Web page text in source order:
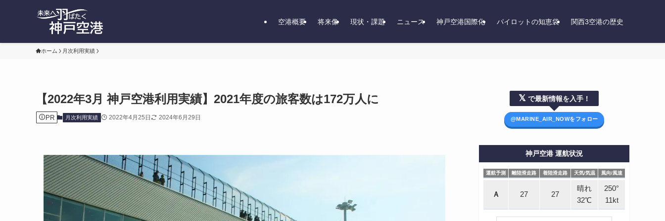
空港概要 将来像 現状・課題 ニュース 神戸空港国際化 パイロットの知恵袋 関西3空港の歴史
ホーム 月次利用実績
【2022年3月 神戸空港利用実績】2021年度の旅客数は172万人に
PR 月次利用実績 2022年4月25日 2024年6月29日
𝕏 で最新情報を入手！
@MARINE_AIR_NOWをフォロー
神戸空港 運航状況
運航予測 離陸滑走路 着陸滑走路 天気/気温
風向/風速
Ａ 27 27
晴れ
32℃
250°
11kt